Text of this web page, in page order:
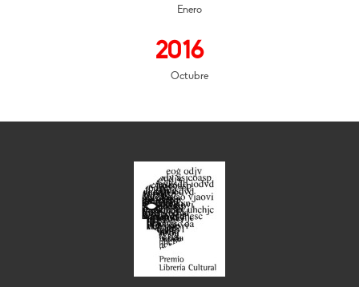
Enero
2016
Octubre